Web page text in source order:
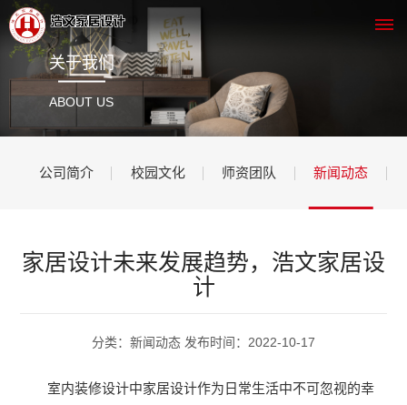
站
首
公
关于我们
ABOUT US
公司简介 校园文化 师资团队 新闻动态
家居设计未来发展趋势，浩文家居设
计
分类：新闻动态 发布时间：2022-10-17
室内装修设计中家居设计作为日常生活中不可忽视的幸